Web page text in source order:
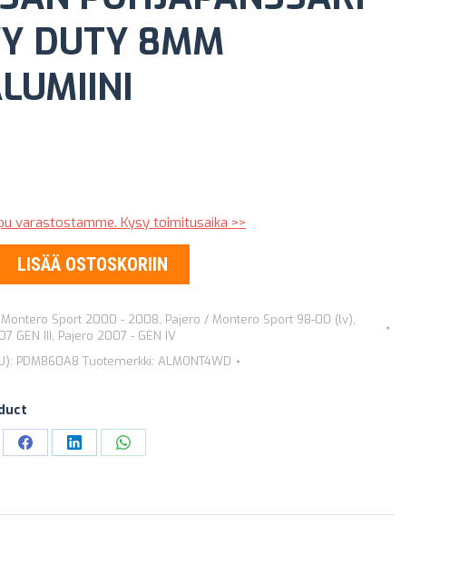
DUTY 8MM
varastostamme. Kysy toimitusaika >>
LISÄÄ OSTOSKORIIN
Sport 2000 - 2008, Pajero / Montero Sport 98-00 (lv),
GEN III, Pajero 2007 - GEN IV
PDM860A8 Tuotemerkki: ALMONT4WD
Share Share Share